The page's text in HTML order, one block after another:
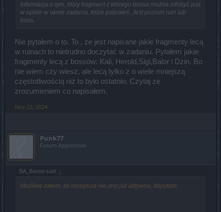
Informacja o tym, który fragment z którego bossa można zdobyć jest
w opisie w oknie zadania, które pobrałeś. Jest poziom ruin lub
boss.
Nie pytałem o to. To , że jest napisane jakie fragmenty lecą
w ruinach to nietrudno doczytać w zadaniu. Pytałem jakie
fragmenty lecą z bossów: Kali, Herold,Sigi,Balor i Dżin. Bo
nie wiem czy wiesz, ale lecą tylko z o wiele mniejszą
częstotliwością niż to było ostatnio. Czytaj ze
zrozumieniem co napisałem.
Nov 22, 2024
Punk77
Forum Apprentice
BA_Bastet said: ↑
Możliwe zatem, że receptura nie jest już aktywna, dopytam.